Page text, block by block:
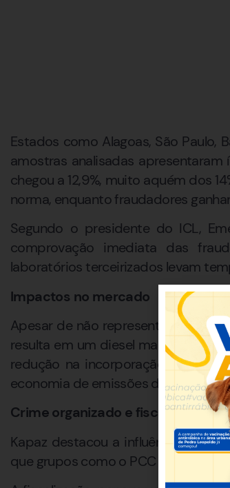
Estados como Alagoas, São Paulo,
amostras analisadas
chegou a 12,9%, muito aquém dos
norma, enquanto fraudadores
Segundo o presidente do ICL,
comprovação imediata das
laboratórios terceirizados levam
Impactos no mercado
Apesar de não representar danos
resulta em um diesel mais puro —,
redução na incorporação do
economia de emissões de CO² e a
Crime organizado e fiscalização
Kapaz destacou a influência do
que grupos como o PCC estão